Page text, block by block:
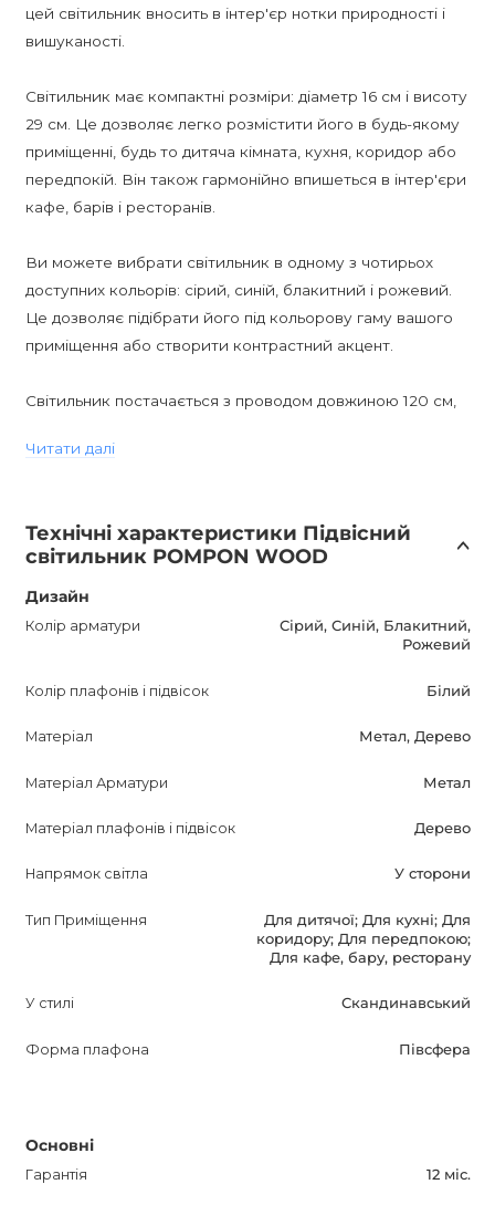
цей світильник вносить в інтер'єр нотки природності і
вишуканості.
Світильник має компактні розміри: діаметр 16 см і висоту
29 см. Це дозволяє легко розмістити його в будь-якому
приміщенні, будь то дитяча кімната, кухня, коридор або
передпокій. Він також гармонійно впишеться в інтер'єри
кафе, барів і ресторанів.
Ви можете вибрати світильник в одному з чотирьох
доступних кольорів: сірий, синій, блакитний і рожевий.
Це дозволяє підібрати його під кольорову гаму вашого
приміщення або створити контрастний акцент.
Світильник постачається з проводом довжиною 120 см,
зручному для вас місці. Пристрій підтримує
атмосферу і регулювати яскравість світла відповідно до
ваших потреб.
Світильник має захист від вологості IP20, що дозволяє
його використання в сухих приміщеннях. Він обладнаний
Крім своїх функціональних особливостей, підвісний
шарм і теплу атмосферу. Його скандинавський стиль
матеріалами і мінімалістичним дизайном, які дозволять
створити затишне оточення навколо себе.
Світильник постачається з гарантією на 12 місяців, що
підтверджує його надійність і довговічність. Крім того, за
зробити інформацію про продукт більш привабливою
характеристики і можливості використання.
Читати далі
Технічні характеристики Підвісний
світильник POMPON WOOD
Дизайн
Колір арматури
Сірий, Синій, Блакитний,
Рожевий
Колір плафонів і підвісок Білий
Матеріал Метал, Дерево
Матеріал Арматури Метал
Матеріал плафонів і підвісок Дерево
Напрямок світла У сторони
Тип Приміщення
Для дитячої; Для кухні; Для
коридору; Для передпокою;
Для кафе, бару, ресторану
У стилі Скандинавський
Форма плафона Півсфера
Основні
Гарантія 12 міс.